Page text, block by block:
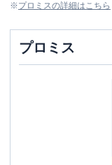
※プロミスの詳細はこちら
プロミス